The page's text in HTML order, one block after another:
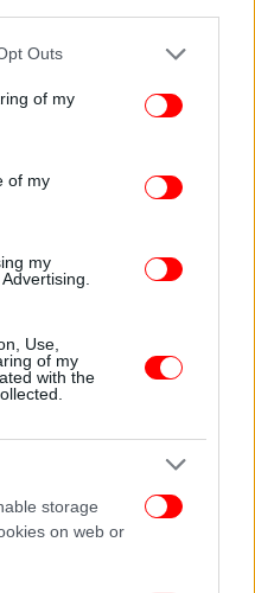
uses one or more Google
You may click to
its third-party tags to
purposes in below Google
Outs
of my
of my
my
Use,
of my
with the
storage
on web or
«μια ουσιαστική
και στην ακρίβεια
δικτύωσης",
δεν ενισχύουν το ένα
είπαν, "αυτά τα
μπορεί να
να πιστέψουν ψευδείς
δικτύωσης,
βασικό συστατικό
-Το πανέμορφο
σινεμά
ξαναπεράσω αυτό»
μπαχαρικά 500 ετών